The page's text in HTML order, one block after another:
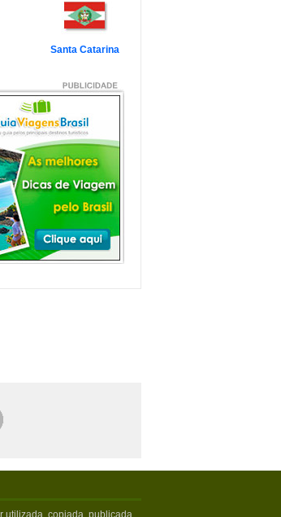
Garopaba é um município de Santa
Catarina a 80 quilômetro...
mais...
com Crianças
magnífico! Assim
pode ser descrito o Litoral d...
Veja mais...
Camboriú e
com Crianças
Camboriú fica em Santa
Catarina, mais especifica...
mais...
com
as melhores
PRAIAS DE FLORIPA
Santa Catarina
utilizada, copiada, publicada